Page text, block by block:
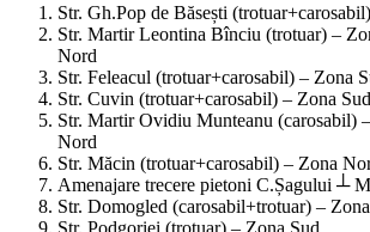
Str. Gh.Pop de Băsești
Str. Martir Leontina Bînciu (trotuar) –
Nord
Str. Feleacul
Str. Cuvin
Str. Martir Ovidiu Munteanu (carosabil)
Nord
Str. Măcin
Amenajare trecere pietoni C.Șagului
Str. Domogled
Str. Podgoriei (trotuar)